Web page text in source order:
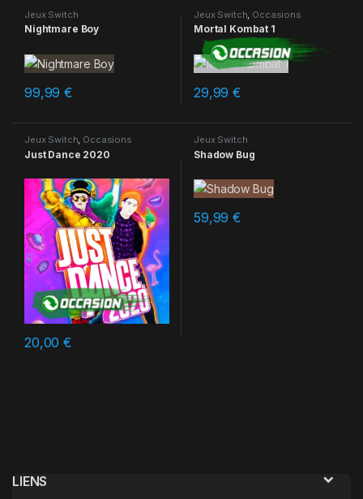
Jeux Switch
Nightmare Boy
99,99€
Jeux Switch Occasions
Mortal Kombat 1
29,99€
Jeux Switch, Occasions
Just Dance 2020
20,00€
Jeux Switch
Shadow Bug
59,99€
LIENS